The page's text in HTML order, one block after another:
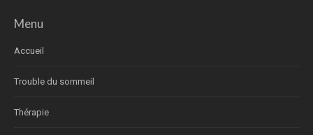
Menu
Accueil
Trouble du sommeil
Thérapie